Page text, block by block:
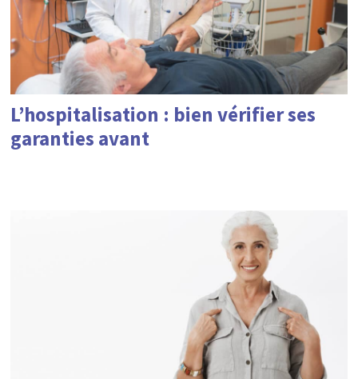
L’hospitalisation : bien vérifier ses
garanties avant